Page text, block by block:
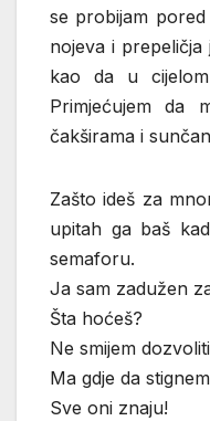
se probijam
nojeva i
kao da u
Primjećujem da
čakširama i
Zašto ideš za
upitah ga baš
semaforu.
Ja sam zadužen
Šta hoćeš?
Ne smijem
Ma gdje da
Sve oni znaju!